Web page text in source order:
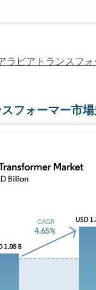
ラビアトランスフ
フォーマー市
画像 © Mordor